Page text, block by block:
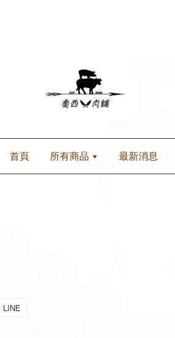
首頁 所有商品 最新消息
LINE